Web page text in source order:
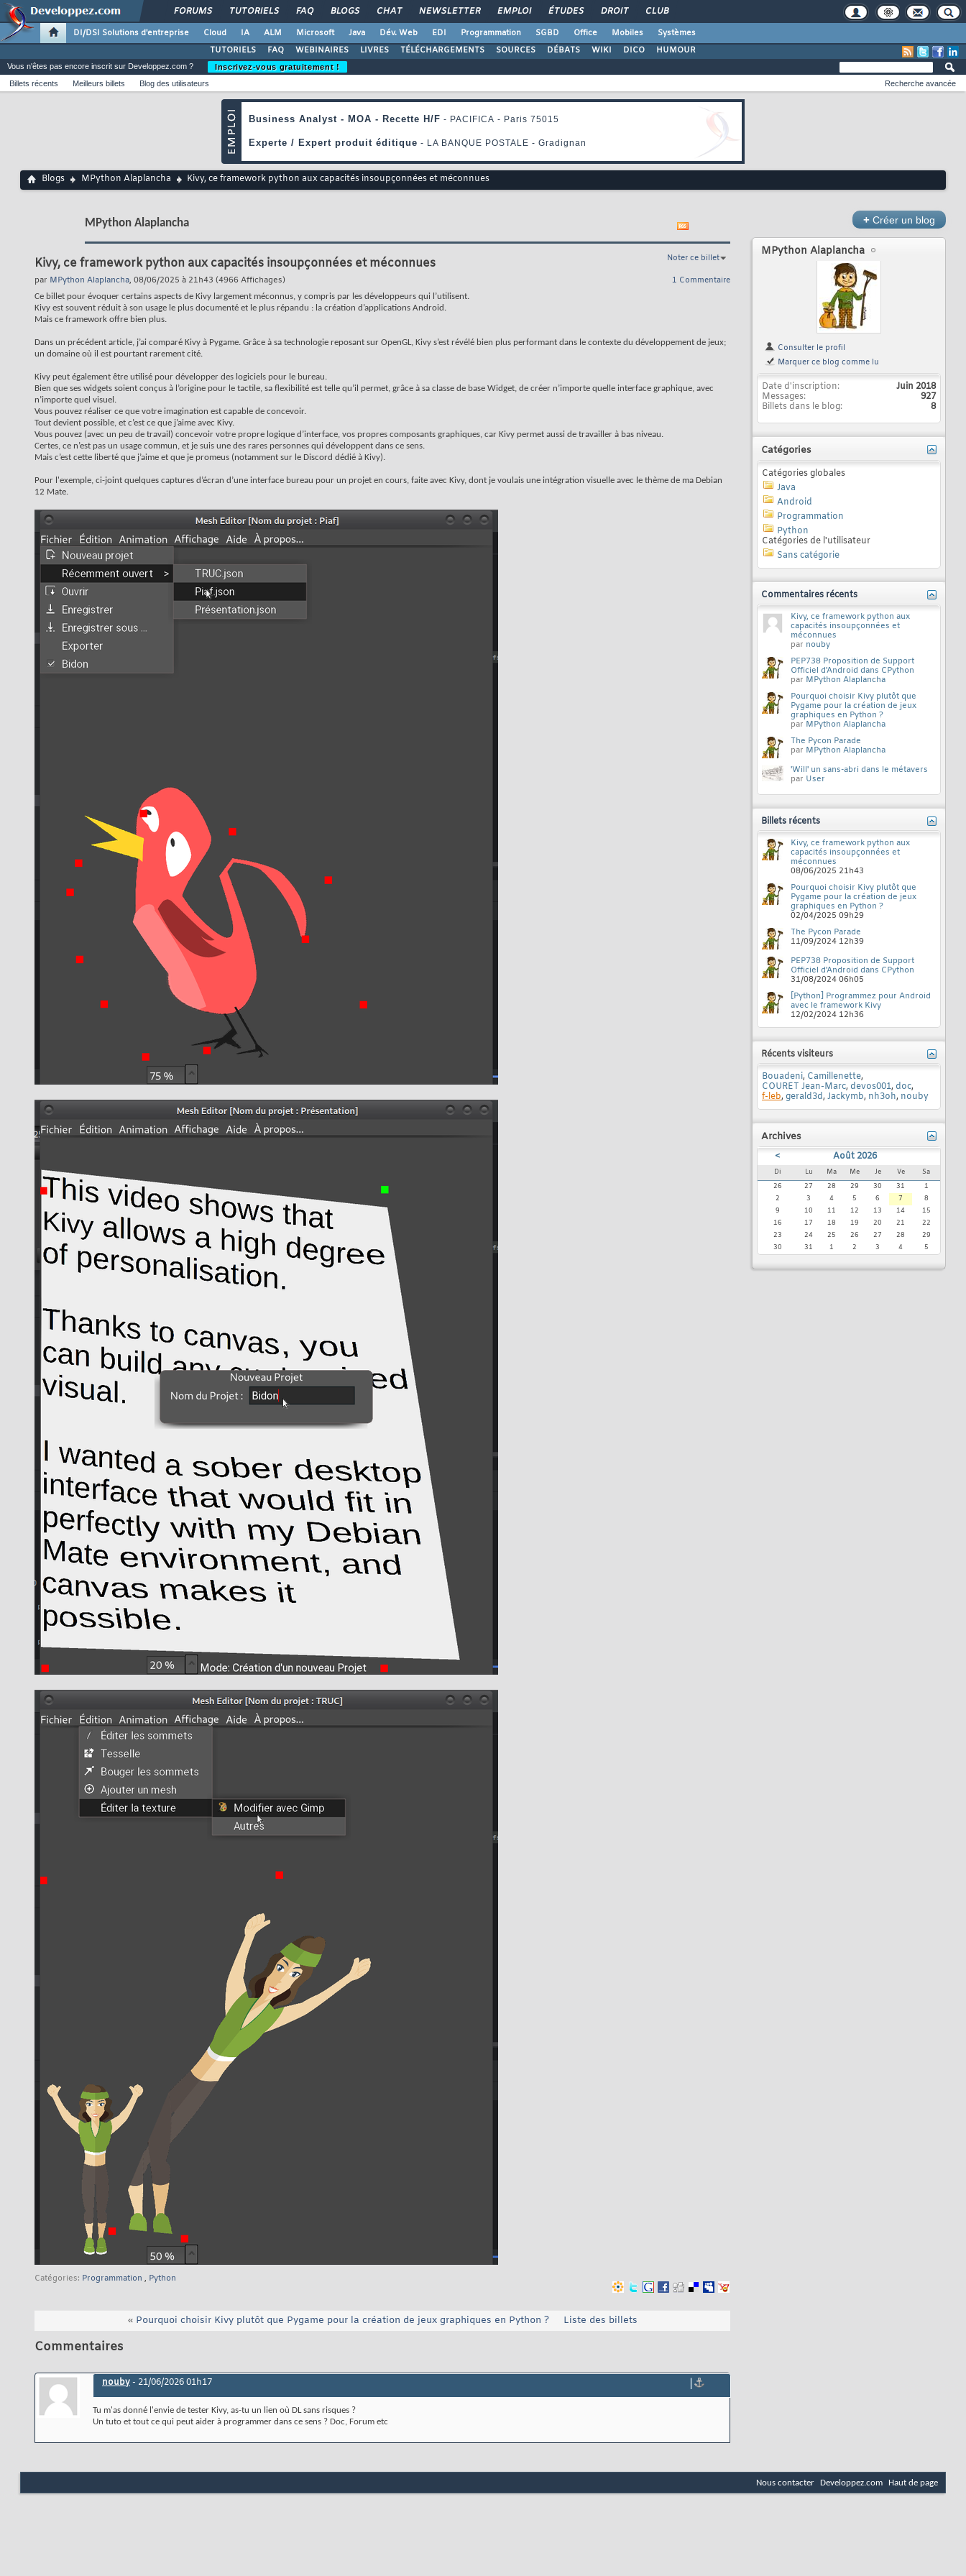
FORUMS TUTORIELS FAQ BLOGS CHAT NEWSLETTER EMPLOI ÉTUDES DROIT CLUB
DI/DSI Solutions d'entreprise Cloud IA ALM Microsoft Java Dév. Web EDI Programmation SGBD Office Mobiles
Systèmes
TUTORIELS
FAQ WEBINAIRES LIVRES TÉLÉCHARGEMENTS SOURCES DÉBATS WIKI DICO HUMOUR
Vous n'êtes pas encore inscrit sur Developpez.com ?
Inscrivez-vous gratuitement !
Billets récents
Meilleurs billets Blog des utilisateurs Recherche avancée
Blogs MPython Alaplancha Kivy, ce framework python aux capacités insoupçonnées et méconnues
MPython Alaplancha
Kivy, ce framework python aux capacités insoupçonnées et méconnues Noter ce billet
1 Commentaire
par MPython Alaplancha, 08/06/2025 à 21h43 (4966 Affichages)
Ce billet pour évoquer certains aspects de Kivy largement méconnus, y compris par les développeurs qui l’utilisent.
Kivy est souvent réduit à son usage le plus documenté et le plus répandu : la création d’applications Android.
Mais ce framework offre bien plus.
Dans un précédent article, j’ai comparé Kivy à Pygame. Grâce à sa technologie reposant sur OpenGL, Kivy s’est révélé bien plus performant dans le contexte du développement de jeux;
un domaine où il est pourtant rarement cité.
Kivy peut également être utilisé pour développer des logiciels pour le bureau.
Bien que ses widgets soient conçus à l’origine pour le tactile, sa flexibilité est telle qu’il permet, grâce à sa classe de base Widget, de créer n’importe quelle interface graphique, avec
n’importe quel visuel.
Vous pouvez réaliser ce que votre imagination est capable de concevoir.
Tout devient possible, et c’est ce que j’aime avec Kivy.
Vous pouvez (avec un peu de travail) concevoir votre propre logique d’interface, vos propres composants graphiques, car Kivy permet aussi de travailler à bas niveau.
Certes, ce n’est pas un usage commun, et je suis une des rares personnes qui développent dans ce sens.
Mais c’est cette liberté que j’aime et que je promeus (notamment sur le Discord dédié à Kivy).
Pour l'exemple, ci-joint quelques captures d’écran d’une interface bureau pour un projet en cours, faite avec Kivy, dont je voulais une intégration visuelle avec le thème de ma Debian
12 Mate.
Catégories Programmation , Python
« Pourquoi choisir Kivy plutôt que Pygame pour la création de jeux graphiques en Python ? Liste des billets
Commentaires
nouby- 21/06/202601h17
Tu m'as donné l'envie de tester Kivy, as-tu un lien où DL sans risques ?
Un tuto et tout ce qui peut aider à programmer dans ce sens ? Doc, Forum etc
+ Créer un blog
MPython Alaplancha
Consulter le profil
Marquer ce blog comme lu
Date d'inscription
Juin 2018
Messages
927
Billets dans le blog
8
Catégories
Catégories globales
Java
Android
Programmation
Python
Catégories de l'utilisateur
Sans catégorie
Commentaires récents
Kivy, ce framework python aux
capacités insoupçonnées et
méconnues
par nouby
PEP738 Proposition de Support
Officiel d'Android dans CPython
par MPython Alaplancha
Pourquoi choisir Kivy plutôt que
Pygame pour la création de jeux
graphiques en Python ?
par MPython Alaplancha
The Pycon Parade
par MPython Alaplancha
'Will' un sans-abri dans le métavers
par User
Billets récents
Kivy, ce framework python aux
capacités insoupçonnées et
méconnues
08/06/2025 21h43
Pourquoi choisir Kivy plutôt que
Pygame pour la création de jeux
graphiques en Python ?
02/04/2025 09h29
The Pycon Parade
11/09/2024 12h39
PEP738 Proposition de Support
Officiel d'Android dans CPython
31/08/2024 06h05
[Python] Programmez pour Android
avec le framework Kivy
12/02/2024 12h36
Récents visiteurs
Bouadeni, Camillenette,
COURET Jean-Marc, devos001, doc,
f-leb, gerald3d, Jackymb, nh3oh, nouby
Archives
< Août 2026
Di Lu Ma Me Je Ve
Sa
26
27 28 29 30 31
1
2
3 4 5 6 7
8
9
10 11 12 13 14
15
16
17 18 19 20 21
22
23
24 25 26 27 28
29
30
31 1 2 3 4 5
Nous contacter Developpez.com Haut de page